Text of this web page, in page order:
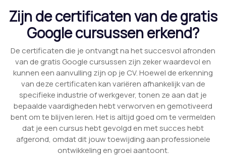
Zijn de certificaten van de gratis
Google cursussen erkend?
De certificaten die je ontvangt na het succesvol afronden
van de gratis Google cursussen zijn zeker waardevol en
kunnen een aanvulling zijn op je CV. Hoewel de erkenning
van deze certificaten kan variëren afhankelijk van de
specifieke industrie of werkgever, tonen ze aan dat je
bepaalde vaardigheden hebt verworven en gemotiveerd
bent om te blijven leren. Het is altijd goed om te vermelden
dat je een cursus hebt gevolgd en met succes hebt
afgerond, omdat dit jouw toewijding aan professionele
ontwikkeling en groei aantoont.